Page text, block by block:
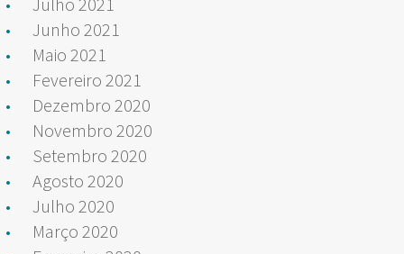
Junho 2021
Maio 2021
Fevereiro 2021
Dezembro 2020
Novembro 2020
Setembro 2020
Agosto 2020
Julho 2020
Março 2020